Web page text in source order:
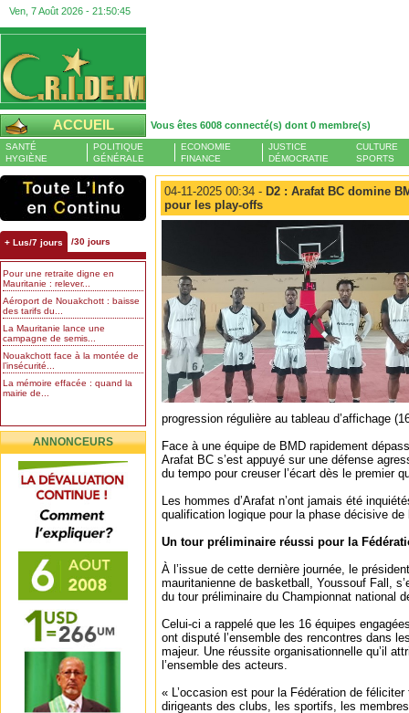
Ven, 7 Août 2026 - 21:50:45
ACCUEIL Vous êtes 6008 connecté(s) dont 0 membre(s)
SANTÉ
HYGIÈNE
POLITIQUE
GÉNÉRALE
ECONOMIE
FINANCE
JUSTICE
DÉMOCRATIE
CULTURE
SPORTS
+ Lus/7 jours /30 jours
Pour une retraite digne en
Mauritanie : relever...
Aéroport de Nouakchott : baisse
des tarifs du...
La Mauritanie lance une
campagne de semis...
Nouakchott face à la montée de
l’insécurité...
La mémoire effacée : quand la
mairie de...
ANNONCEURS
04-11-2025 00:34 - D2 : Arafat BC domine
pour les play-offs
progression régulière au tableau d’affichage
Face à une équipe de BMD rapidement
Arafat BC s’est appuyé sur une défense
du tempo pour creuser l’écart dès le premier
Les hommes d’Arafat n’ont jamais été
qualification logique pour la phase décisive
Un tour préliminaire réussi pour la
À l’issue de cette dernière journée, le
mauritanienne de basketball, Youssouf Fall,
du tour préliminaire du Championnat national
Celui-ci a rappelé que les 16 équipes
ont disputé l’ensemble des rencontres dans
majeur. Une réussite organisationnelle qu’il
l’ensemble des acteurs.
« L’occasion est pour la Fédération de
dirigeants des clubs, les sportifs, les